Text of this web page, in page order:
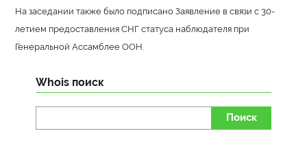
На заседании также было подписано Заявление в связи с 30-
летием предоставления СНГ статуса наблюдателя при
Генеральной Ассамблее ООН.
Whois поиск
Поиск